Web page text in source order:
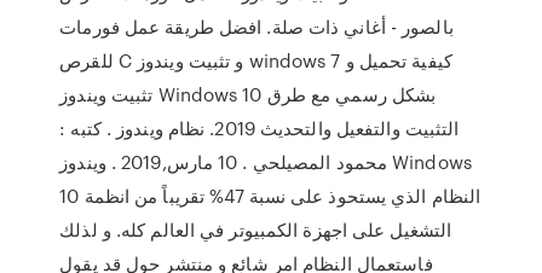
بالصور - أغاني ذات صلة. افضل طريقة عمل فورمات
للقرص C و تثبيت ويندوز windows 7 كيفية تحميل و
تثبيت ويندوز Windows 10 بشكل رسمي مع طرق
التثبيت والتفعيل والتحديث 2019. نظام ويندوز . كتبه :
محمود المصيلحي . 10 مارس,2019 . ويندوز Windows
10 النظام الذي يستحوذ على نسبة 47% تقريباً من انظمة
التشغيل على اجهزة الكمبيوتر في العالم كله. و لذلك
فاستعمال النظام امر شائع و منتشر حول قد يقول